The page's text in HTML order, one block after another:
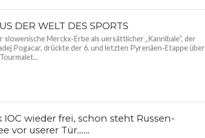
DER WELT DES SPORTS
slowenische Merckx-Erbe als uersättlicher „Kannibale“, der
Pogacar, drückte der 6. und letzten Pyrenäen-Etappe über
IOC wieder frei, schon steht Russen-
vor userer Tür……